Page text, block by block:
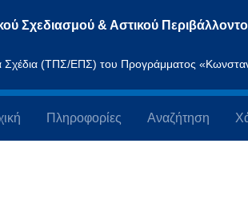
Σχεδιασμού & Αστικού
Σχέδια (ΤΠΣ/ΕΠΣ) του Προγράμματος
Πληροφορίες Αναζήτηση